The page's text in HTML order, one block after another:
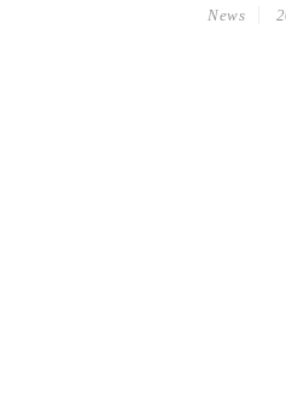
News